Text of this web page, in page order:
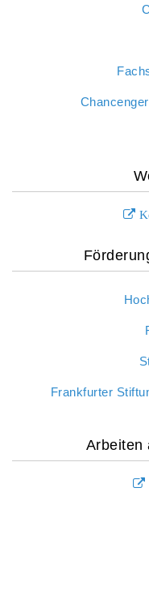
Frankfurter
Arbeiten